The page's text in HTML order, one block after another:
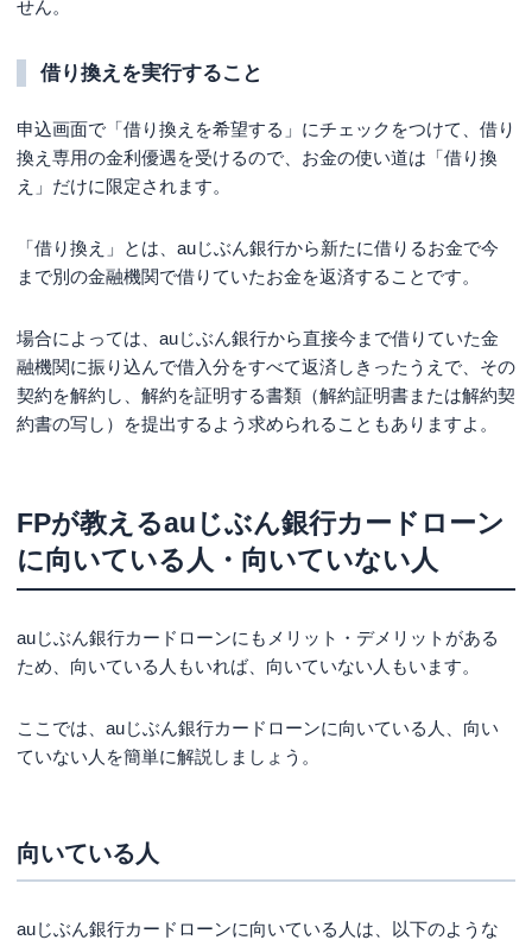
せん。
借り換えを実行すること
申込画面で「借り換えを希望する」にチェックをつけて、借り
換え専用の金利優遇を受けるので、お金の使い道は「借り換
え」だけに限定されます。
「借り換え」とは、auじぶん銀行から新たに借りるお金で今
まで別の金融機関で借りていたお金を返済することです。
場合によっては、auじぶん銀行から直接今まで借りていた金
融機関に振り込んで借入分をすべて返済しきったうえで、その
契約を解約し、解約を証明する書類（解約証明書または解約契
約書の写し）を提出するよう求められることもありますよ。
FPが教えるauじぶん銀行カードローン
に向いている人・向いていない人
auじぶん銀行カードローンにもメリット・デメリットがある
ため、向いている人もいれば、向いていない人もいます。
ここでは、auじぶん銀行カードローンに向いている人、向い
ていない人を簡単に解説しましょう。
向いている人
auじぶん銀行カードローンに向いている人は、以下のような